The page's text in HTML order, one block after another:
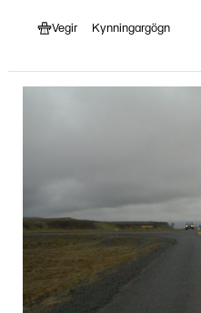
Vegir Kynningargögn